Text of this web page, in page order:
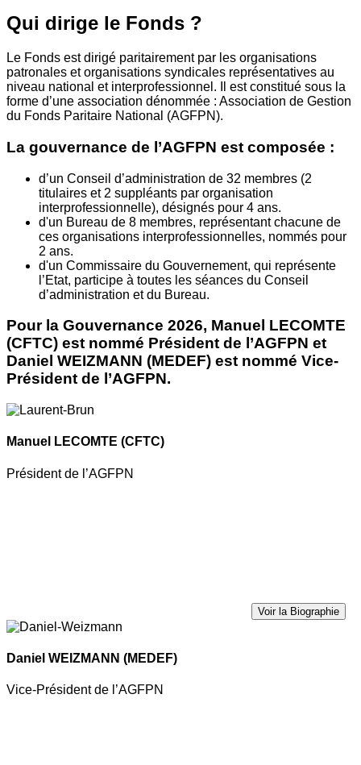
Qui dirige le Fonds ?
Le Fonds est dirigé paritairement par les organisations
patronales et organisations syndicales représentatives au
niveau national et interprofessionnel. Il est constitué sous la
forme d’une association dénommée : Association de Gestion
du Fonds Paritaire National (AGFPN).
La gouvernance de l’AGFPN est composée :
d’un Conseil d’administration de 32 membres (2
titulaires et 2 suppléants par organisation
interprofessionnelle), désignés pour 4 ans.
d'un Bureau de 8 membres, représentant chacune de
ces organisations interprofessionnelles, nommés pour
2 ans.
d'un Commissaire du Gouvernement, qui représente
l’Etat, participe à toutes les séances du Conseil
d’administration et du Bureau.
Pour la Gouvernance 2026, Manuel LECOMTE
(CFTC) est nommé Président de l’AGFPN et
Daniel WEIZMANN (MEDEF) est nommé Vice-
Président de l’AGFPN.
Manuel LECOMTE (CFTC)
Président de l’AGFPN
Voir la Biographie
Daniel WEIZMANN (MEDEF)
Vice-Président de l’AGFPN